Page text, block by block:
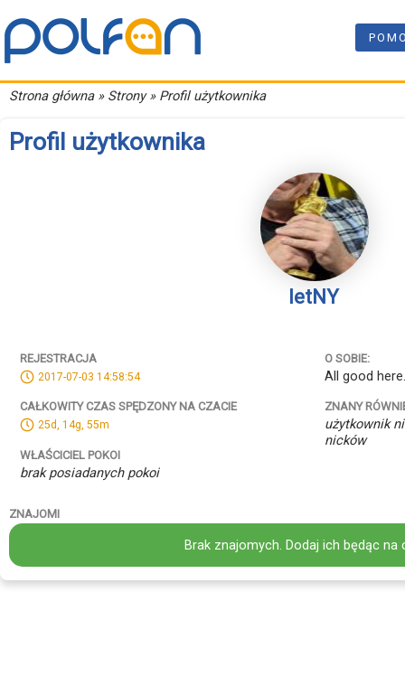
Strona główna» Strony » Profil użytkownika
Profil użytkownika
letNY
REJESTRACJA
2017-07-03 14:58:54
CAŁKOWITY CZAS SPĘDZONY NA CZACIE
25d, 14g, 55m
WŁAŚCICIEL POKOI
brak posiadanych pokoi
O SOBIE:
All good here.
ZNANY
użytkownik
nicków
ZNAJOMI
Brak znajomych. Dodaj ich będąc na